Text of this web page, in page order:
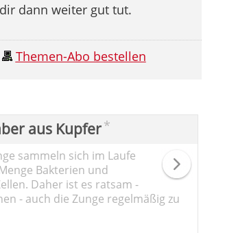
dann weiter gut tut.
Themen-Abo bestellen
aus Kupfer*
sammeln sich im Laufe
Bakterien und
Daher ist es ratsam -
- auch die Zunge regelmäßig zu